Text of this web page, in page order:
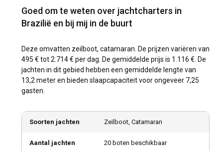
Goed om te weten over jachtcharters in
Brazilië en bij mij in de buurt
Deze omvatten zeilboot, catamaran. De prijzen variëren van
495 € tot 2.714 € per dag. De gemiddelde prijs is 1.116 €. De
jachten in dit gebied hebben een gemiddelde lengte van
13,2 meter en bieden slaapcapaciteit voor ongeveer 7,25
gasten.
Soorten jachten Zeilboot, Catamaran
Aantal jachten 20 boten beschikbaar